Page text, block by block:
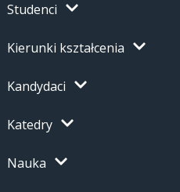
Studenci
Kierunki kształcenia
Kandydaci
Katedry
Nauka